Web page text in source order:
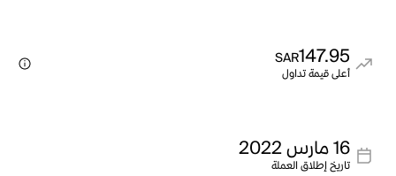
147.95
SAR
أعلى قيمة تداول
16 مارس 2022
تاريخ إطلاق العملة